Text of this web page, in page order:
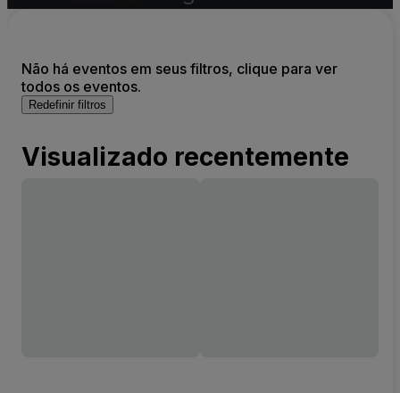
Não há eventos em seus filtros, clique para ver
todos os eventos.
Redefinir filtros
Visualizado recentemente